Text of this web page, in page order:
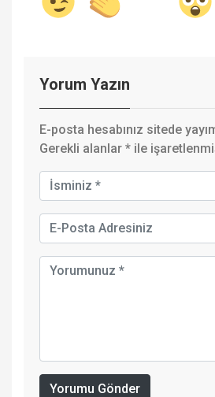
Yorum Yazın
E-posta hesabınız sitede
Gerekli alanlar * ile
Yorumu Gönder